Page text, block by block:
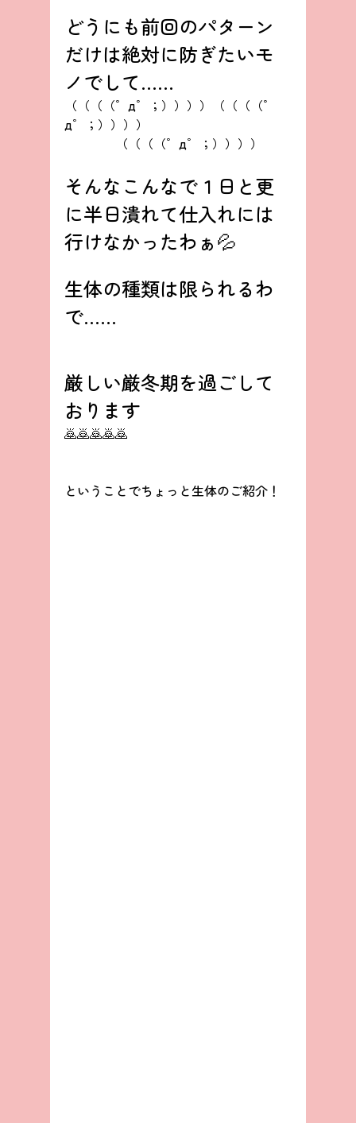
どうにも前回のパターン
だけは絶対に防ぎたいモ
ノでして……
（（（（゜д゜；））））（（（（゜
д゜；））））
（（（（゜д゜；））））
そんなこんなで１日と更
に半日潰れて仕入れには
行けなかったわぁ💦
生体の種類は限られるわ
で……
厳しい厳冬期を過ごして
おります
🙇🙇🙇🙇🙇
ということでちょっと生体のご紹介！